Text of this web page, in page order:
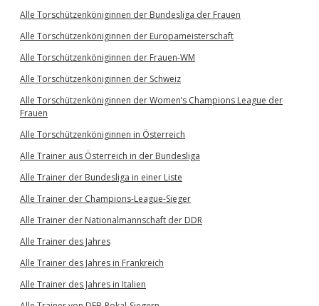
Alle Torschützenköniginnen der Bundesliga der Frauen
Alle Torschützenköniginnen der Europameisterschaft
Alle Torschützenköniginnen der Frauen-WM
Alle Torschützenköniginnen der Schweiz
Alle Torschützenköniginnen der Women’s Champions League der
Frauen
Alle Torschützenköniginnen in Österreich
Alle Trainer aus Österreich in der Bundesliga
Alle Trainer der Bundesliga in einer Liste
Alle Trainer der Champions-League-Sieger
Alle Trainer der Nationalmannschaft der DDR
Alle Trainer des Jahres
Alle Trainer des Jahres in Frankreich
Alle Trainer des Jahres in Italien